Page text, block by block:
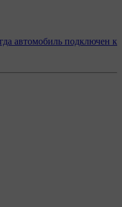
автомобиль подключен к